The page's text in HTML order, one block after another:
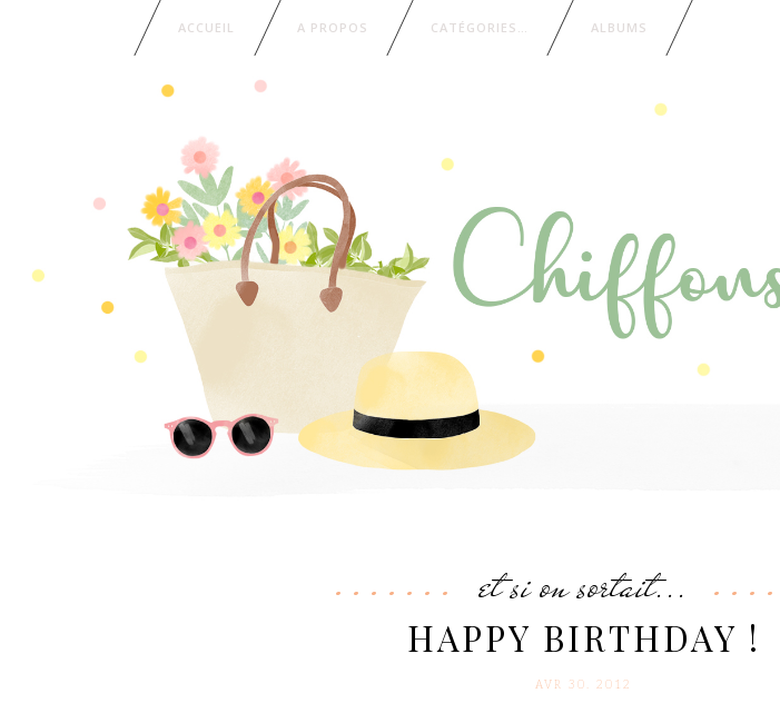
ACCUEIL A PROPOS CATÉGORIES… ALBUMS
et si on sortait...
HAPPY BIRTHDAY !
AVR 30. 2012